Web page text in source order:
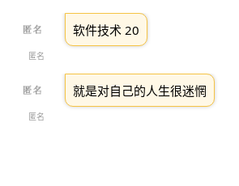
匿名
软件技术 20
匿名
就是对自己的人生很迷惘